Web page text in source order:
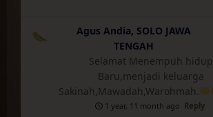
Agus Andia, SOLO JAWA
TENGAH
Selamat Menempuh hidup
Baru,menjadi keluarga
Sakinah,Mawadah,Warohmah.
1 year, 11 month ago Reply